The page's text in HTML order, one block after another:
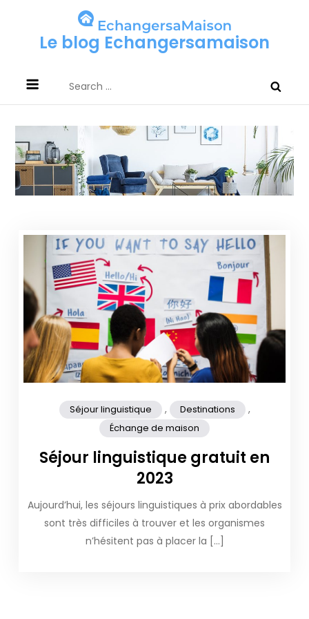
Le blog Echangersamaison
for:
Séjour linguistique , Destinations ,
Échange de maison
Séjour linguistique gratuit en
2023
Aujourd’hui, les séjours linguistiques à prix abordables
sont très difficiles à trouver et les organismes
n’hésitent pas à placer la […]